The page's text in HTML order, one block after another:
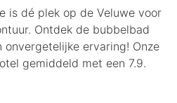
is dé plek op de Veluwe voor
Ontdek de bubbelbad
onvergetelijke ervaring! Onze
gemiddeld met een 7.9.